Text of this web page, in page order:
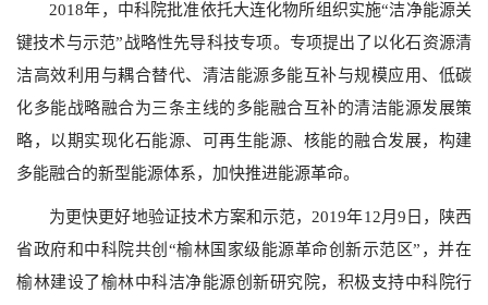
2018年，中科院批准依托大连化物所组织实施“洁净能源关
键技术与示范”战略性先导科技专项。专项提出了以化石资源清
洁高效利用与耦合替代、清洁能源多能互补与规模应用、低碳
化多能战略融合为三条主线的多能融合互补的清洁能源发展策
略，以期实现化石能源、可再生能源、核能的融合发展，构建
多能融合的新型能源体系，加快推进能源革命。
为更快更好地验证技术方案和示范，2019年12月9日，陕西
省政府和中科院共创“榆林国家级能源革命创新示范区”，并在
榆林建设了榆林中科洁净能源创新研究院，积极支持中科院行